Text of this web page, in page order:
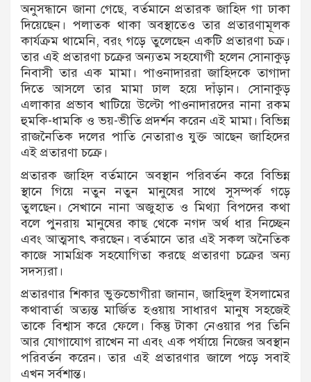
অনুসন্ধানে জানা গেছে, বর্তমানে প্রতারক জাহিদ গা ঢাকা
দিয়েছেন। পলাতক থাকা অবস্থাতেও তার প্রতারণামূলক
কার্যক্রম থামেনি, বরং গড়ে তুলেছেন একটি প্রতারণা চক্র।
তার এই প্রতারণা চক্রের অন্যতম সহযোগী হলেন সোনাকুড়
নিবাসী তার এক মামা। পাওনাদাররা জাহিদকে তাগাদা
দিতে আসলে তার মামা ঢাল হয়ে দাঁড়ান। সোনাকুড়
এলাকার প্রভাব খাটিয়ে উল্টো পাওনাদারদের নানা রকম
হুমকি-ধামকি ও ভয়-ভীতি প্রদর্শন করেন এই মামা। বিভিন্ন
রাজনৈতিক দলের পাতি নেতারাও যুক্ত আছেন জাহিদের
এই প্রতারণা চক্রে।
প্রতারক জাহিদ বর্তমানে অবস্থান পরিবর্তন করে বিভিন্ন
স্থানে গিয়ে নতুন নতুন মানুষের সাথে সুসম্পর্ক গড়ে
তুলছেন। সেখানে নানা অজুহাত ও মিথ্যা বিপদের কথা
বলে পুনরায় মানুষের কাছ থেকে নগদ অর্থ ধার নিচ্ছেন
এবং আত্মসাৎ করছেন। বর্তমানে তার এই সকল অনৈতিক
কাজে সামগ্রিক সহযোগিতা করছে প্রতারণা চক্রের অন্য
সদস্যরা।
প্রতারণার শিকার ভুক্তভোগীরা জানান, জাহিদুল ইসলামের
কথাবার্তা অত্যন্ত মার্জিত হওয়ায় সাধারণ মানুষ সহজেই
তাকে বিশ্বাস করে ফেলে। কিন্তু টাকা নেওয়ার পর তিনি
আর যোগাযোগ রাখেন না এবং এক পর্যায়ে নিজের অবস্থান
পরিবর্তন করেন। তার এই প্রতারণার জালে পড়ে সবাই
এখন সর্বশান্ত।